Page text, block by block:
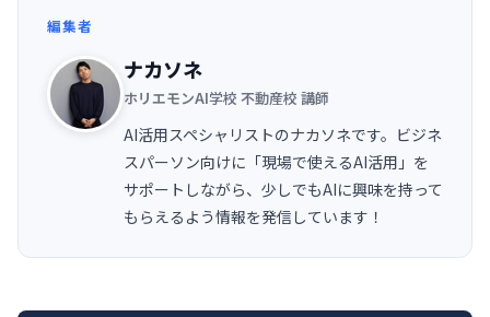
編集者
ナカソネ
ホリエモンAI学校 不動産校 講師
AI活用スペシャリストのナカソネです。ビジネ
スパーソン向けに「現場で使えるAI活用」を
サポートしながら、少しでもAIに興味を持って
もらえるよう情報を発信しています！